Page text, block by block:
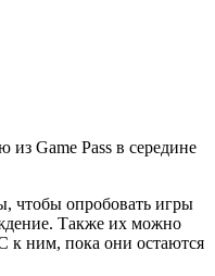
Game Pass в середине
чтобы опробовать игры
Также их можно
к ним, пока они остаются